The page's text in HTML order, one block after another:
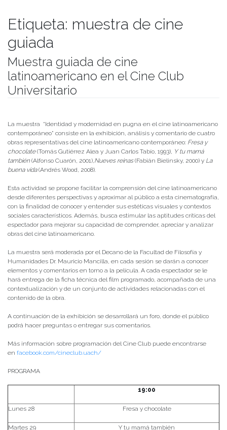
Etiqueta: muestra de cine
guiada
Muestra guiada de cine
latinoamericano en el Cine Club
Universitario
La muestra “Identidad y modernidad en pugna en el cine latinoamericano
contemporáneo” consiste en la exhibición, análisis y comentario de cuatro
obras representativas del cine latinoamericano contemporáneo: Fresa y
chocolate(Tomás Gutiérrez Alea y Juan Carlos Tabío, 1993), Y tu mamá
también (Alfonso Cuarón, 2001),Nueves reinas(Fabián Bielinsky, 2000) y La
buena vida(Andrés Wood, 2008).
Esta actividad se propone facilitar la comprensión del cine latinoamericano
desde diferentes perspectivas y aproximar al público a esta cinematografía,
con la finalidad de conocer y entender sus estéticas visuales y contextos
sociales característicos. Además, busca estimular las aptitudes críticas del
espectador para mejorar su capacidad de comprender, apreciar y analizar
obras del cine latinoamericano.
La muestra será moderada por el Decano de la Facultad de Filosofía y
Humanidades Dr. Mauricio Mancilla, en cada sesión se darán a conocer
elementos y comentarios en torno a la película. A cada espectador se le
hará entrega de la ficha técnica del film programado, acompañada de una
contextualización y de un conjunto de actividades relacionadas con el
contenido de la obra.
A continuación de la exhibición se desarrollará un foro, donde el público
podrá hacer preguntas o entregar sus comentarios.
Más información sobre programación del Cine Club puede encontrarse
en facebook.com/cineclub.uach/
PROGRAMA
19:00
Lunes 28 Fresa y chocolate
Martes 29 Y tu mamá también